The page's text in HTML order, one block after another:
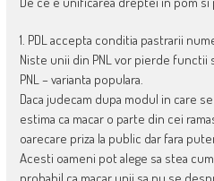
1. PDL accepta conditia pastrarii
Niste unii din PNL vor pierde
PNL – varianta populara.
Daca judecam dupa modul in care
estima ca macar o parte din cei
oarecare priza la public dar fara
Acesti oameni pot alege sa stea